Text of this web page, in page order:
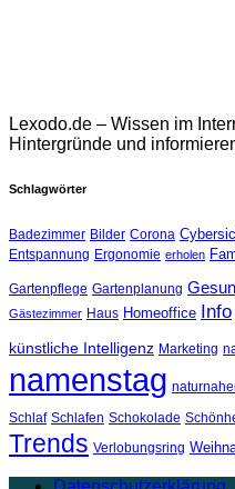
Lexodo.de – Wissen im
Hintergründe und
Schlagwörter
Badezimmer Bilder Corona
Entspannung Ergonomie erholen
Gartenpflege Gartenplanung
Gästezimmer Haus Homeoffice Info
künstliche Intelligenz Marketing
namenstag
Schlaf Schlafen Schokolade
Trends Verlobungsring